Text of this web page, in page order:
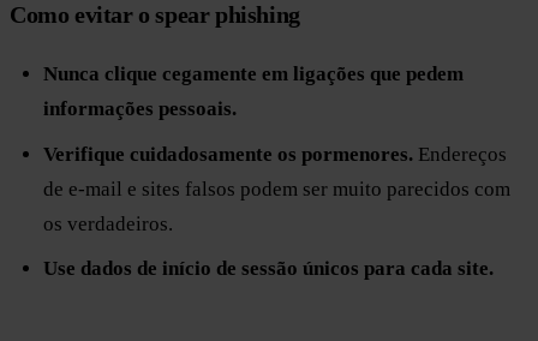
Como evitar o spear phishing
Nunca clique cegamente em ligações que pedem
informações pessoais.
Verifique cuidadosamente os pormenores.Endereços
de e-mail e sites falsos podem ser muito parecidos com
os verdadeiros.
Use dados de início de sessão únicos para cada site.